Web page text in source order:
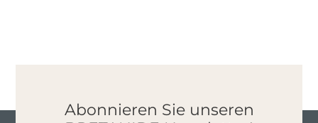
Abonnieren Sie unseren